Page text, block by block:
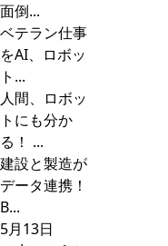
面倒...
ベテラン仕事
をAI、ロボッ
ト...
人間、ロボッ
トにも分か
る！ ...
建設と製造が
データ連携！
B...
5月13日